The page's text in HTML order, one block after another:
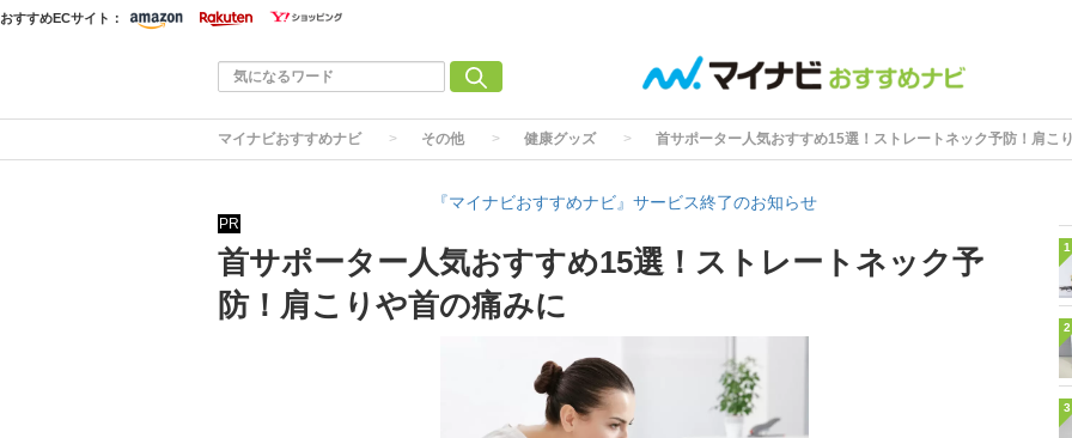
おすすめECサイト：
マイナビおすすめナビ その他 健康グッズ 首サポーター人気おすすめ15選！ストレートネック予防！肩こ
『マイナビおすすめナビ』サービス終了のお知らせ
PR
首サポーター人気おすすめ15選！ストレートネック予
防！肩こりや首の痛みに
1
2
3